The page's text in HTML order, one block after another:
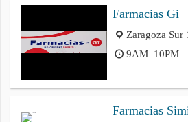
Farmacias Gi
Zaragoza Sur
9AM–10PM
Farmacias